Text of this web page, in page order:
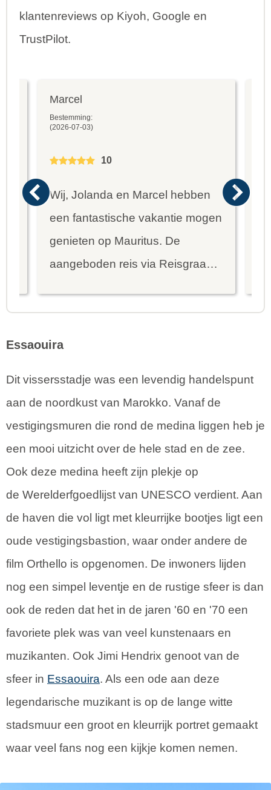
klantenreviews op Kiyoh, Google en
TrustPilot.
Marcel
Bestemming:
(2026-07-03)
10
Wij, Jolanda en Marcel hebben
een fantastische vakantie mogen
genieten op Mauritus. De
aangeboden reis via Reisgraag
mooie dingen van het eiland te
Essaouira
Dit vissersstadje was een levendig handelspunt
aan de noordkust van Marokko. Vanaf de
vestigingsmuren die rond de medina liggen heb je
een mooi uitzicht over de hele stad en de zee.
Ook deze medina heeft zijn plekje op
de Werelderfgoedlijst van UNESCO verdient. Aan
de haven die vol ligt met kleurrijke bootjes ligt een
oude vestigingsbastion, waar onder andere de
film Orthello is opgenomen. De inwoners lijden
nog een simpel leventje en de rustige sfeer is dan
ook de reden dat het in de jaren '60 en '70 een
favoriete plek was van veel kunstenaars en
muzikanten. Ook Jimi Hendrix genoot van de
sfeer in Essaouira. Als een ode aan deze
legendarische muzikant is op de lange witte
stadsmuur een groot en kleurrijk portret gemaakt
waar veel fans nog een kijkje komen nemen.